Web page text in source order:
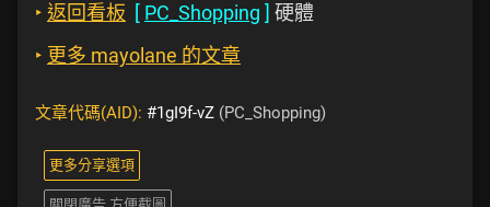
‣ 返回看板 [ PC_Shopping ] 硬體
‣ 更多 mayolane 的文章
文章代碼(AID): #1gI9f-vZ (PC_Shopping)
更多分享選項